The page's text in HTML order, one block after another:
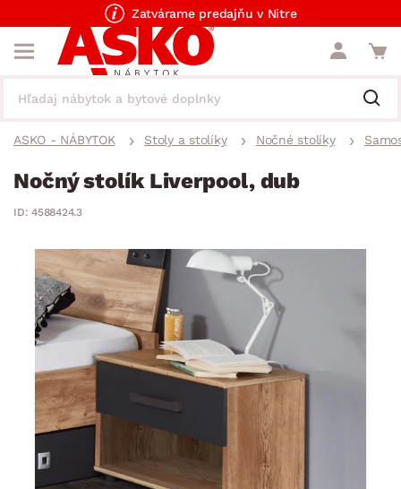
Zatvárame predajňu v Nitre
ASKO - NÁBYTOK Stoly a stolíky Nočné stolíky
Nočný stolík Liverpool, dub
ID: 4588424.3